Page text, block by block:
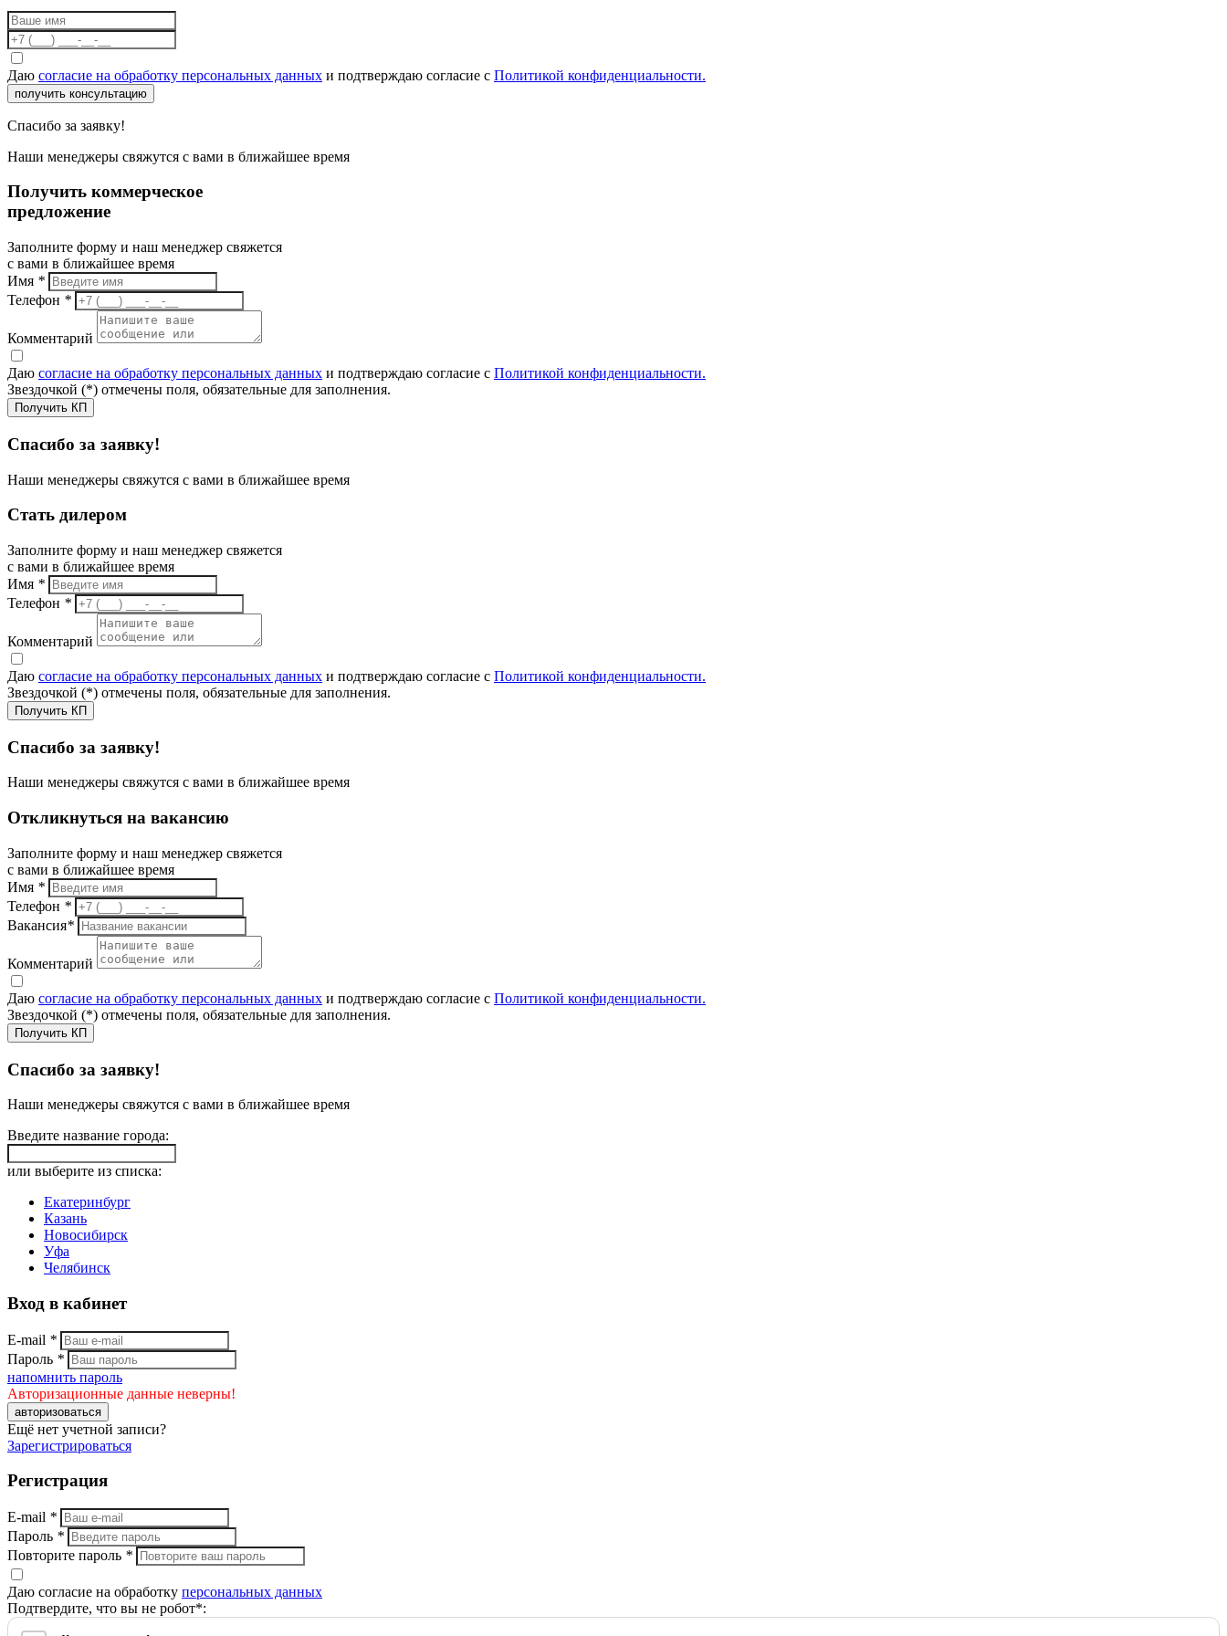
Даю согласие на обработку персональных данных и подтверждаю согласие с Политикой конфиденциальности.
получить консультацию
Спасибо за заявку!
Наши менеджеры свяжутся с вами в ближайшее время
Получить коммерческое
предложение
Заполните форму и наш менеджер свяжется
с вами в ближайшее время
Имя *
Телефон *
Комментарий
Даю согласие на обработку персональных данных и подтверждаю согласие с Политикой конфиденциальности.
Звездочкой (*) отмечены поля, обязательные для заполнения.
Получить КП
Спасибо за заявку!
Наши менеджеры свяжутся с вами в ближайшее время
Стать дилером
Заполните форму и наш менеджер свяжется
с вами в ближайшее время
Имя *
Телефон *
Комментарий
Даю согласие на обработку персональных данных и подтверждаю согласие с Политикой конфиденциальности.
Звездочкой (*) отмечены поля, обязательные для заполнения.
Получить КП
Спасибо за заявку!
Наши менеджеры свяжутся с вами в ближайшее время
Откликнуться на вакансию
Заполните форму и наш менеджер свяжется
с вами в ближайшее время
Имя *
Телефон *
Вакансия*
Комментарий
Даю согласие на обработку персональных данных и подтверждаю согласие с Политикой конфиденциальности.
Звездочкой (*) отмечены поля, обязательные для заполнения.
Получить КП
Спасибо за заявку!
Наши менеджеры свяжутся с вами в ближайшее время
Введите название города:
или выберите из списка:
Екатеринбург
Казань
Новосибирск
Уфа
Челябинск
Вход в кабинет
E-mail *
Пароль *
напомнить пароль
Авторизационные данные неверны!
авторизоваться
Ещё нет учетной записи?
Зарегистрироваться
Регистрация
E-mail *
Пароль *
Повторите пароль *
Даю согласие на обработку персональных данных
Подтвердите, что вы не робот*: